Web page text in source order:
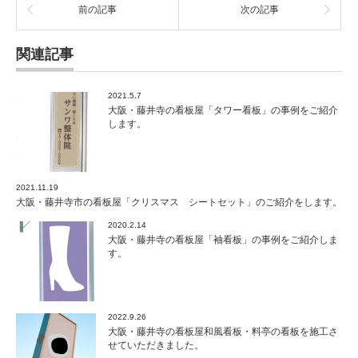
前の記事 次の記事
関連記事
2021.5.7
大阪・藤井寺の看板屋「タワー看板」の事例をご紹介
します。
2021.11.19
大阪・藤井寺市の看板屋「クリスマス シートセット」のご紹介をします。
2020.2.14
大阪・藤井寺の看板屋「袖看板」の事例をご紹介しま
す。
2022.9.26
大阪・藤井寺の看板屋和風看板・料亭の看板を施工さ
せていただきました。